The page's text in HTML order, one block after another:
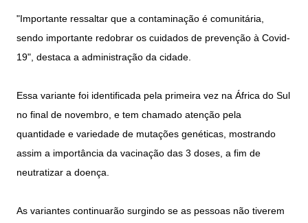
"Importante ressaltar que a contaminação é comunitária,
sendo importante redobrar os cuidados de prevenção à Covid-
19", destaca a administração da cidade.
Essa variante foi identificada pela primeira vez na África do Sul
no final de novembro, e tem chamado atenção pela
quantidade e variedade de mutações genéticas, mostrando
assim a importância da vacinação das 3 doses, a fim de
neutratizar a doença.
As variantes continuarão surgindo se as pessoas não tiverem